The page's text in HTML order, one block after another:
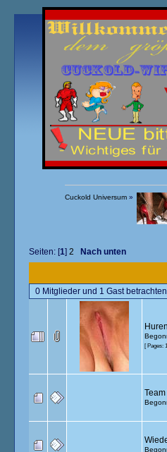
Übersicht Kalender
Cuckold Universum »
Seiten: [1] 2 Nach unten
0 Mitglieder und 1 Gast
[ Pages: 1